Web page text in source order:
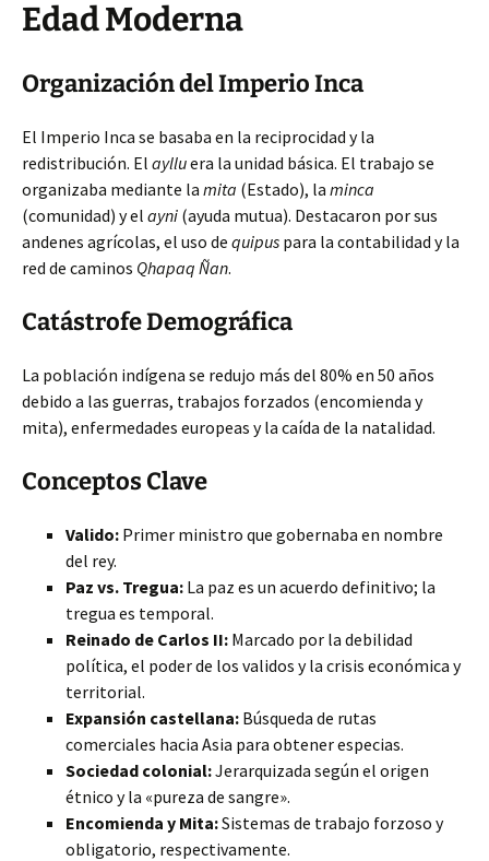
Edad Moderna
Organización del Imperio Inca
El Imperio Inca se basaba en la reciprocidad y la
redistribución. El aylluera la unidad básica. El trabajo se
organizaba mediante la mita (Estado), la minca
(comunidad) y el ayni (ayuda mutua). Destacaron por sus
andenes agrícolas, el uso de quipus para la contabilidad y la
red de caminos Qhapaq Ñan.
Catástrofe Demográfica
La población indígena se redujo más del 80% en 50 años
debido a las guerras, trabajos forzados (encomienda y
mita), enfermedades europeas y la caída de la natalidad.
Conceptos Clave
Valido: Primer ministro que gobernaba en nombre
del rey.
Paz vs. Tregua: La paz es un acuerdo definitivo; la
tregua es temporal.
Reinado de Carlos II: Marcado por la debilidad
política, el poder de los validos y la crisis económica y
territorial.
Expansión castellana: Búsqueda de rutas
comerciales hacia Asia para obtener especias.
Sociedad colonial:Jerarquizada según el origen
étnico y la «pureza de sangre».
Encomienda y Mita:Sistemas de trabajo forzoso y
obligatorio, respectivamente.